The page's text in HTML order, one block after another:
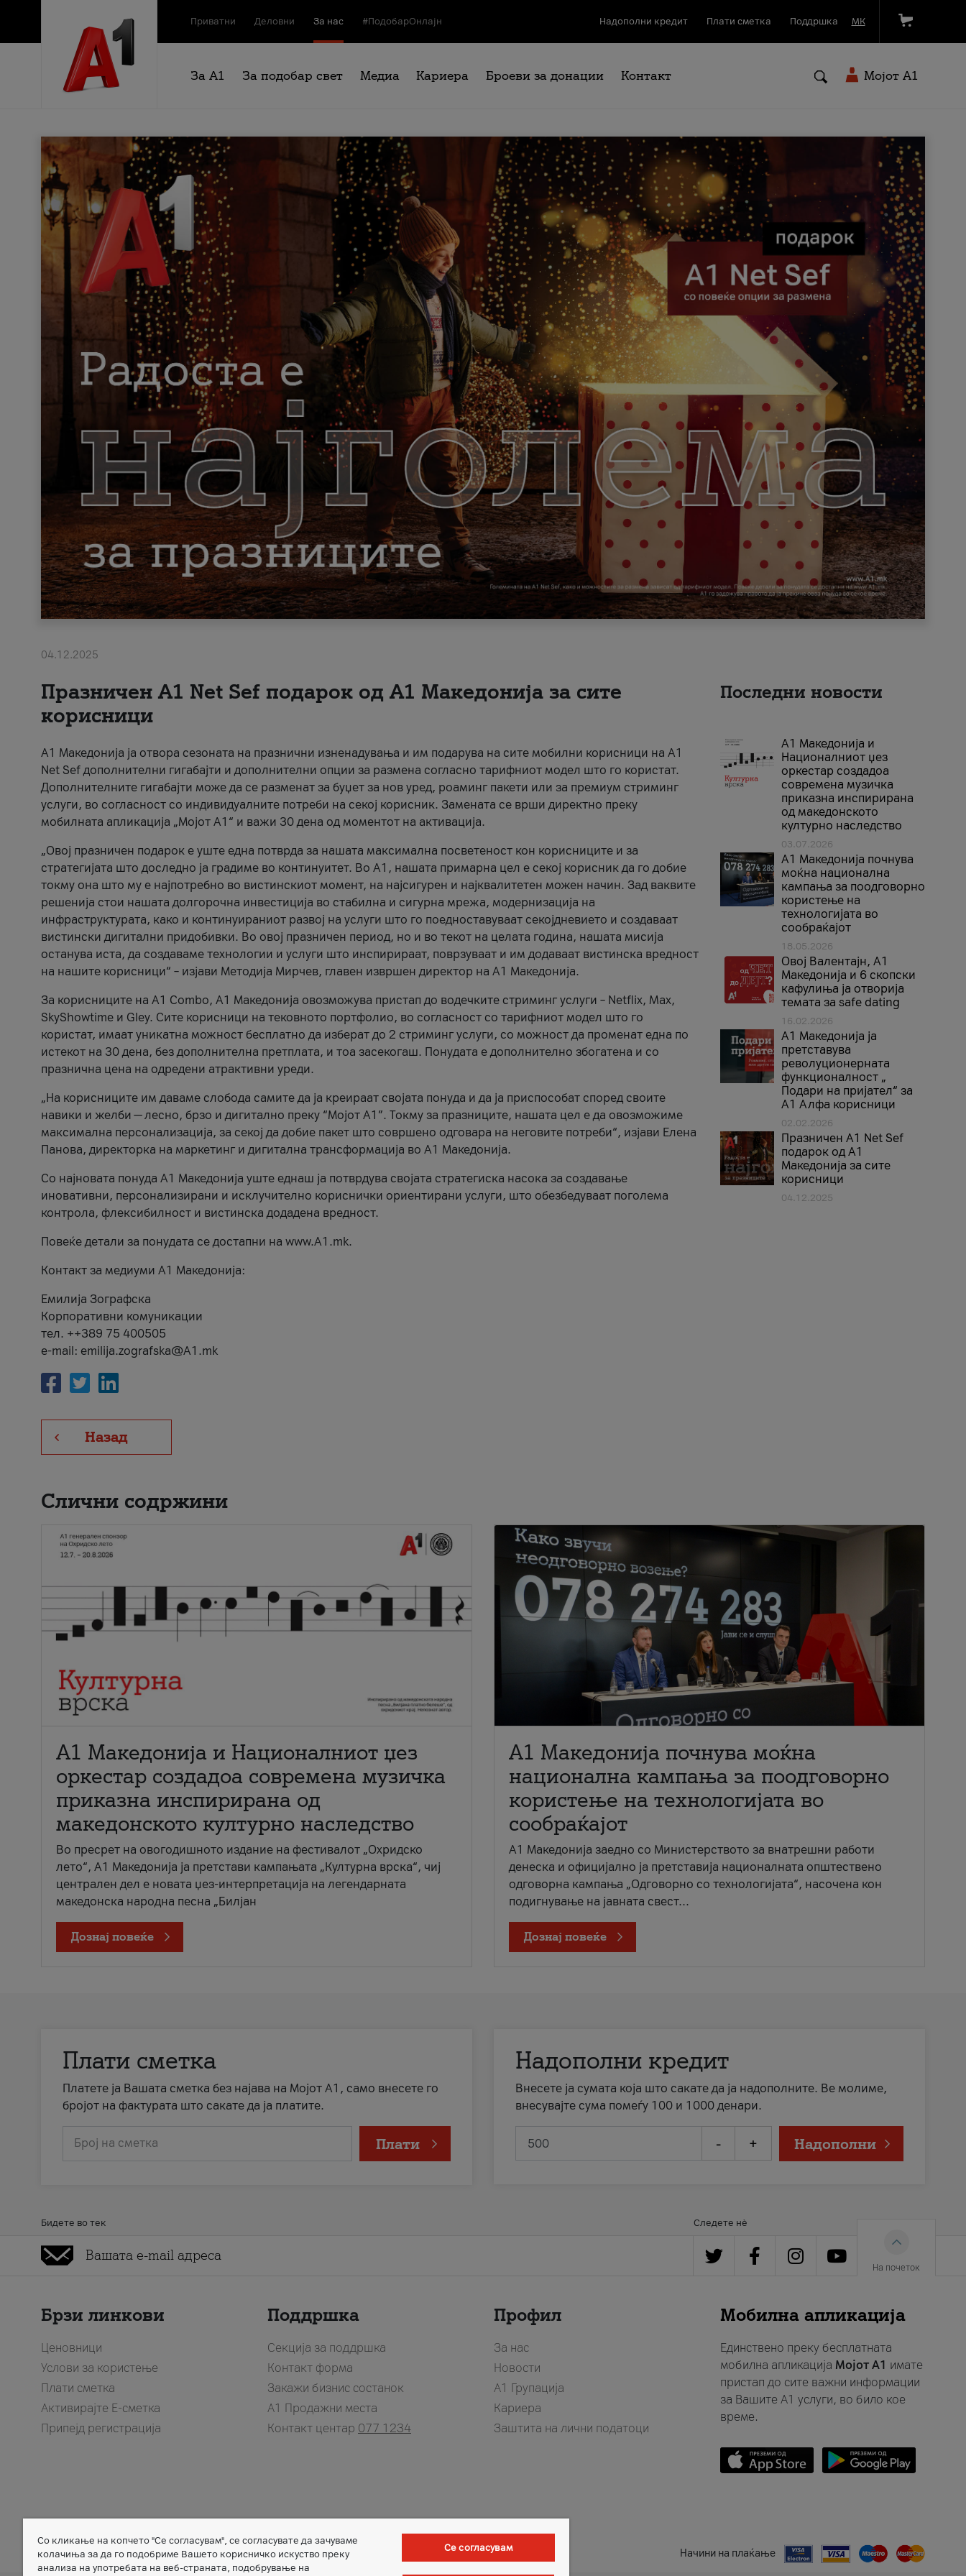
Приватни Деловни За нас #ПодобарОнлајн Надополни кредит Плати сметка Поддршка МК
За А1 За подобар свет Медиа Кариера Броеви за донации Контакт Мојот A1
04.12.2025
Празничен A1 Net Sеf подарок од А1 Македонија за сите
корисници
А1 Македонија ја отвора сезоната на празнични изненадувања и им подарува на сите мобилни корисници на A1
Net Sef дополнителни гигабајти и дополнителни опции за размена согласно тарифниот модел што го користат.
Дополнителните гигабајти може да се разменат за буџет за нов уред, роаминг пакети или за премиум стриминг
услуги, во согласност со индивидуалните потреби на секој корисник. Замената се врши директно преку
мобилната апликација „Мојот А1“ и важи 30 дена од моментот на активација.
„Овој празничен подарок е уште една потврда за нашата максимална посветеност кон корисниците и за
стратегијата што доследно ја градиме во континуитет. Во А1, нашата примарна цел е секој корисник да го добие
токму она што му е најпотребно во вистинскиот момент, на најсигурен и најквалитетен можен начин. Зад ваквите
решенија стои нашата долгорочна инвестиција во стабилна и сигурна мрежа, модернизација на
инфраструктурата, како и континуираниот развој на услуги што го поедноставуваат секојдневието и создаваат
вистински дигитални придобивки. Во овој празничен период, но и во текот на целата година, нашата мисија
останува иста, да создаваме технологии и услуги што инспирираат, поврзуваат и им додаваат вистинска вредност
на нашите корисници“ – изјави Методија Мирчев, главен извршен директор на А1 Македонија.
За корисниците на A1 Combo, А1 Македонија овозможува пристап до водечките стриминг услуги – Netflix, Max,
SkyShowtime и Gley. Сите корисници на тековното портфолио, во согласност со тарифниот модел што го
користат, имаат уникатна можност бесплатно да изберат до 2 стриминг услуги, со можност да променат една по
истекот на 30 дена, без дополнителна претплата, и тоа засекогаш. Понудата е дополнително збогатена и со
празнична цена на одредени атрактивни уреди.
„На корисниците им даваме слобода самите да ја креираат својата понуда и да ја приспособат според своите
навики и желби — лесно, брзо и дигитално преку “Мојот А1”. Токму за празниците, нашата цел е да овозможиме
максимална персонализација, за секој да добие пакет што совршено одговара на неговите потреби“, изјави Елена
Панова, директорка на маркетинг и дигитална трансформација во А1 Македонија.
Со најновата понуда А1 Македонија уште еднаш ја потврдува својата стратегиска насока за создавање
иновативни, персонализирани и исклучително кориснички ориентирани услуги, што обезбедуваат поголема
контрола, флексибилност и вистинска додадена вредност.
Повеќе детали за понудата се достапни на www.А1.mk.
Контакт за медиуми А1 Македонија:
Емилија Зографска
Корпоративни комуникации
тел. ++389 75 400505
e-mail: emilija.zografska@A1.mk
Назад
Последни новости
А1 Македонија и
Националниот џез
оркестар создадоа
современа музичка
приказна инспирирана
од македонското
културно наследство
03.07.2026
A1 Македонија почнува
моќна национална
кампања за поодговорно
користење на
технологијата во
сообраќајот
18.05.2026
Овој Валентајн, A1
Македонија и 6 скопски
кафулиња ја отворија
темата за safe dating
16.02.2026
А1 Македонија ја
претставува
револуционерната
функционалност „
Подари на пријател“ за
А1 Алфа корисници
02.02.2026
Празничен A1 Net Sеf
подарок од А1
Македонија за сите
корисници
04.12.2025
Слични содржини
А1 Македонија и Националниот џез
оркестар создадоа современа музичка
приказна инспирирана од
македонското културно наследство
Во пресрет на овогодишното издание на фестивалот „Охридско
лето“, А1 Македонија ја претстави кампањата „Културна врска“, чиј
централен дел е новата џез-интерпретација на легендарната
македонска народна песна „Билјан
Дознај повеќе
A1 Македонија почнува моќна
национална кампања за поодговорно
користење на технологијата во
сообраќајот
A1 Македонија заедно со Министерството за внатрешни работи
денеска и официјално ја претставија националната општествено
одговорна кампања „Одговорно со технологијата“, насочена кон
подигнување на јавната свест...
Дознај повеќе
Плати сметка
Платете ја Вашата сметка без најава на Мојот А1, само внесете го
бројот на фактурата што сакате да ја платите.
Број на сметка Плати
Надополни кредит
Внесете ја сумата која што сакате да ја надополните. Ве молиме,
внесувајте сума помеѓу 100 и 1000 денари.
- + Надополни
Бидете во тек Следете нè
На почеток
Брзи линкови
Ценовници
Услови за користење
Плати сметка
Активирајте Е-сметка
Припејд регистрација
Поддршка
Секција за поддршка
Контакт форма
Закажи бизнис состанок
A1 Продажни места
Контакт центар 077 1234
Профил
За нас
Новости
А1 Групација
Кариера
Заштита на лични податоци
Мобилна апликација
Единствено преку бесплатната
мобилна апликација Мојот A1 имате
пристап до сите важни информации
за Вашите A1 услуги, во било кое
време.
Member of Начини на плаќање
Со кликање на копчето "Се согласувам", се согласувате да зачуваме
колачиња за да го подобриме Вашето корисничко искуство преку
анализа на употребата на веб-страната, подобрување на
Се согласувам